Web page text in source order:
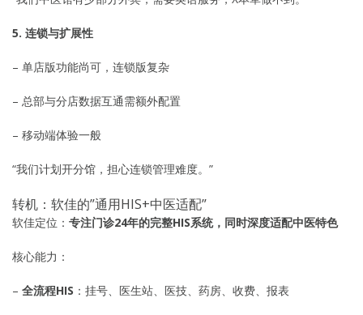
5. 连锁与扩展性
– 单店版功能尚可，连锁版复杂
– 总部与分店数据互通需额外配置
– 移动端体验一般
“我们计划开分馆，担心连锁管理难度。”
转机：软佳的”通用HIS+中医适配”
软佳定位： 专注门诊24年的完整HIS系统，同时深度适配中医特色
核心能力：
– 全流程HIS ：挂号、医生站、医技、药房、收费、报表